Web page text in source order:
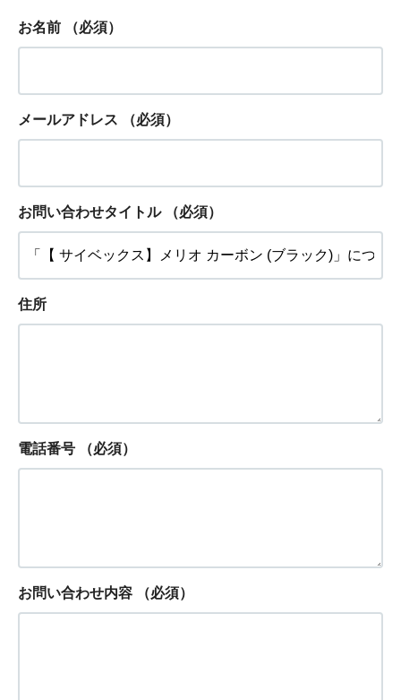
お名前 （必須）
メールアドレス （必須）
お問い合わせタイトル （必須）
住所
電話番号 （必須）
お問い合わせ内容 （必須）